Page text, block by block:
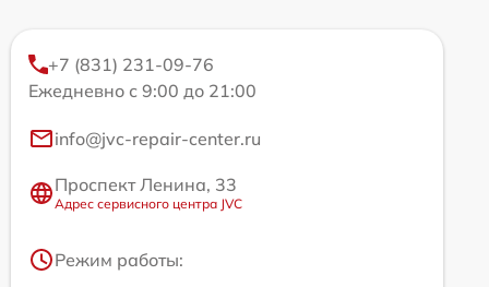
+7 (831) 231-09-76
Ежедневно с 9:00 до 21:00
info@jvc-repair-center.ru
Проспект Ленина, 33
Адрес сервисного центра JVC
Режим работы: